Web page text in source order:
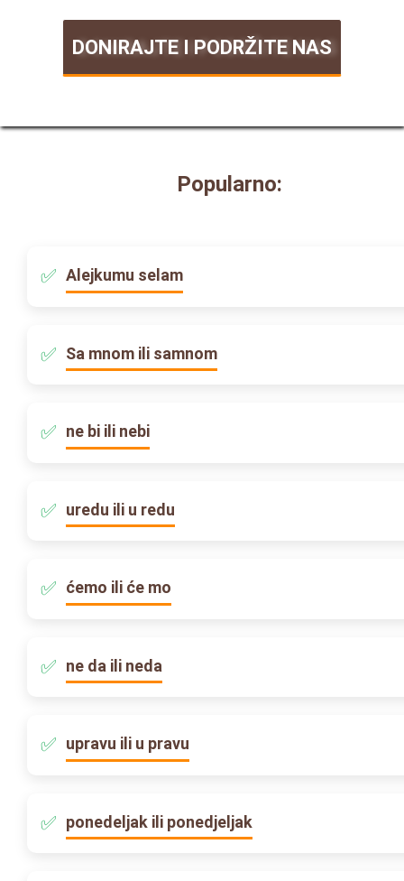
DONIRAJTE I PODRŽITE NAS
Popularno:
Alejkumu selam
Sa mnom ili samnom
ne bi ili nebi
uredu ili u redu
ćemo ili će mo
ne da ili neda
upravu ili u pravu
ponedeljak ili ponedjeljak